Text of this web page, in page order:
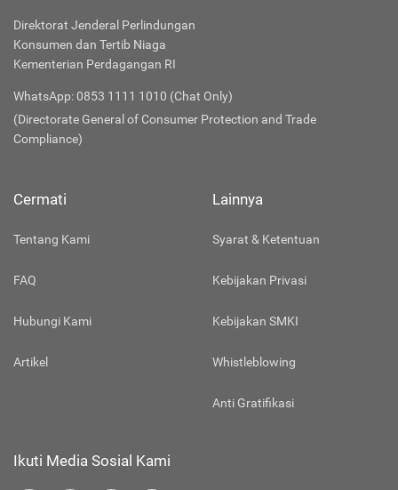
Direktorat Jenderal Perlindungan
Konsumen dan Tertib Niaga
Kementerian Perdagangan RI
WhatsApp: 0853 1111 1010 (Chat Only)
(Directorate General of Consumer Protection and Trade
Compliance)
Cermati
Tentang Kami
FAQ
Hubungi Kami
Artikel
Lainnya
Syarat & Ketentuan
Kebijakan Privasi
Kebijakan SMKI
Whistleblowing
Anti Gratifikasi
Ikuti Media Sosial Kami